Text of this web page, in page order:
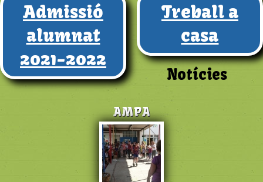
Admissió
alumnat
2021-2022
Treball a
casa
Notícies
AMPA